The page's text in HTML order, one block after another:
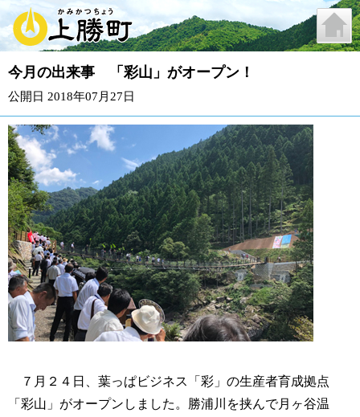
今月の出来事 「彩山」がオープン！
公開日 2018年07月27日
７月２４日、葉っぱビジネス「彩」の生産者育成拠点
「彩山」がオープンしました。勝浦川を挟んで月ヶ谷温